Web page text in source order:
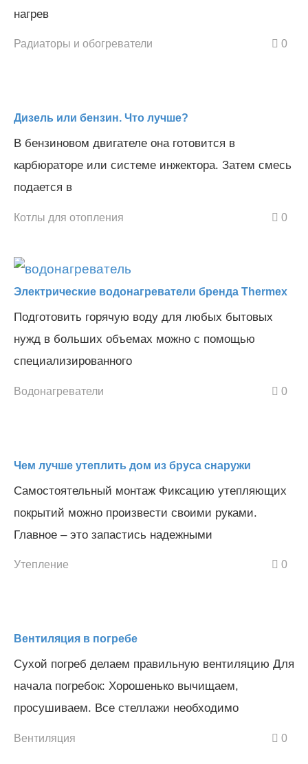
нагрев
Радиаторы и обогреватели 0
Дизель или бензин. Что лучше?
В бензиновом двигателе она готовится в
карбюраторе или системе инжектора. Затем смесь
подается в
Котлы для отопления 0
Электрические водонагреватели бренда Thermex
Подготовить горячую воду для любых бытовых
нужд в больших объемах можно с помощью
специализированного
Водонагреватели 0
Чем лучше утеплить дом из бруса снаружи
Самостоятельный монтаж Фиксацию утепляющих
покрытий можно произвести своими руками.
Главное – это запастись надежными
Утепление 0
Вентиляция в погребе
Сухой погреб делаем правильную вентиляцию Для
начала погребок: Хорошенько вычищаем,
просушиваем. Все стеллажи необходимо
Вентиляция 0